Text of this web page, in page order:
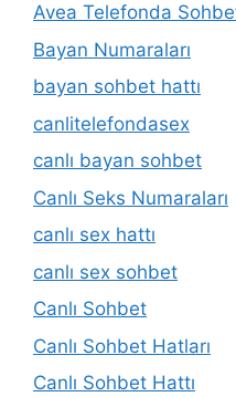
Avea Telefonda
Bayan Numaraları
bayan sohbet hattı
canlitelefondasex
canlı bayan sohbet
Canlı Seks Numaraları
canlı sex hattı
canlı sex sohbet
Canlı Sohbet
Canlı Sohbet Hatları
Canlı Sohbet Hattı